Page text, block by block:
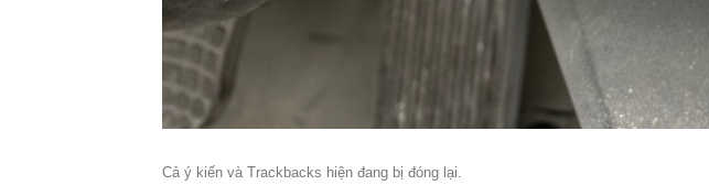
Cả ý kiến ​​và Trackbacks hiện đang bị đóng lại.